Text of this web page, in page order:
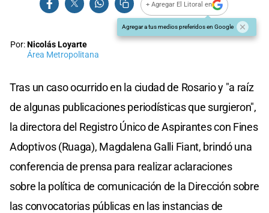
+ Agregar El Litoral en
Agregar a tus medios preferidos en Google
Por:Nicolás Loyarte
Área Metropolitana
Tras un caso ocurrido en la ciudad de Rosario y "a raíz
de algunas publicaciones periodísticas que surgieron",
la directora del Registro Único de Aspirantes con Fines
Adoptivos (Ruaga), Magdalena Galli Fiant, brindó una
conferencia de prensa para realizar aclaraciones
sobre la política de comunicación de la Dirección sobre
las convocatorias públicas en las instancias de